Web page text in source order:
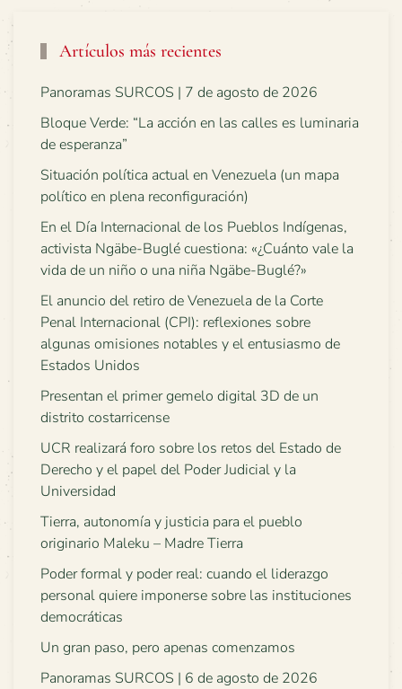
Artículos más recientes
Panoramas SURCOS | 7 de agosto de 2026
Bloque Verde: “La acción en las calles es luminaria
de esperanza”
Situación política actual en Venezuela (un mapa
político en plena reconfiguración)
En el Día Internacional de los Pueblos Indígenas,
activista Ngäbe-Buglé cuestiona: «¿Cuánto vale la
vida de un niño o una niña Ngäbe-Buglé?»
El anuncio del retiro de Venezuela de la Corte
Penal Internacional (CPI): reflexiones sobre
algunas omisiones notables y el entusiasmo de
Estados Unidos
Presentan el primer gemelo digital 3D de un
distrito costarricense
UCR realizará foro sobre los retos del Estado de
Derecho y el papel del Poder Judicial y la
Universidad
Tierra, autonomía y justicia para el pueblo
originario Maleku – Madre Tierra
Poder formal y poder real: cuando el liderazgo
personal quiere imponerse sobre las instituciones
democráticas
Un gran paso, pero apenas comenzamos
Panoramas SURCOS | 6 de agosto de 2026